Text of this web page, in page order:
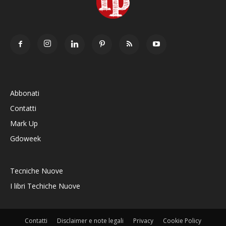
Abbonati
Contatti
Mark Up
Gdoweek
Tecniche Nuove
I libri Techiche Nuove
Contatti Disclaimer e note legali Privacy Cookie Policy